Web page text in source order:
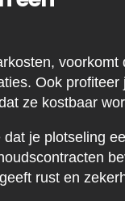
voorkomt
Ook profiteer
ze kostbaar
je plotseling
rust en